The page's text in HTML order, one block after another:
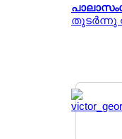
തുടര്‍ന്നു